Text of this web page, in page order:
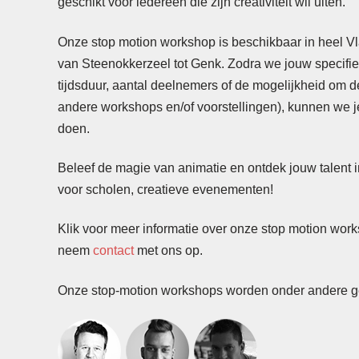
Onze stop motion workshop is beschikbaar in heel
van Steenokkerzeel tot Genk. Zodra we jouw
tijdsduur, aantal deelnemers of de mogelijkheid om
andere workshops en/of voorstellingen), kunnen we
doen.
Beleef de magie van animatie en ontdek jouw talent
voor scholen, creatieve evenementen!
Klik voor meer informatie over onze stop motion
neem contactmet ons op.
Onze stop-motion workshops worden onder andere